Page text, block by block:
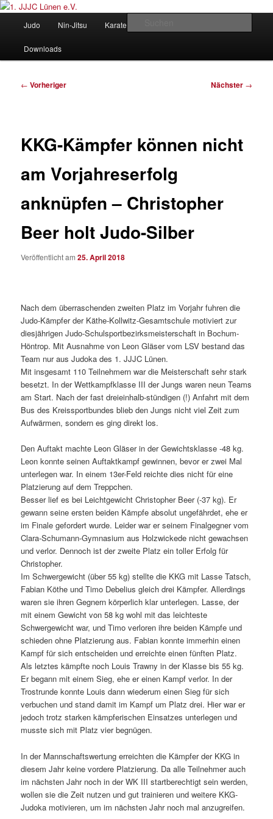
Zum
springen1. JJJC Lünen e.V.
Judo und Ninjitsu
Judo Nin-Jitsu Karate
Downloads
Beitragsnavigation
← Vorheriger Nächster →
KKG-Kämpfer können nicht
am Vorjahreserfolg
anknüpfen – Christopher
Beer holt Judo-Silber
Veröffentlicht am25. April 2018
Nach dem überraschenden zweiten Platz im Vorjahr fuhren die
Judo-Kämpfer der Käthe-Kollwitz-Gesamtschule motiviert zur
diesjährigen Judo-Schulsportbezirksmeisterschaft in Bochum-
Höntrop. Mit Ausnahme von Leon Gläser vom LSV bestand das
Team nur aus Judoka des 1. JJJC Lünen.
Mit insgesamt 110 Teilnehmern war die Meisterschaft sehr stark
besetzt. In der Wettkampfklasse III der Jungs waren neun Teams
am Start. Nach der fast dreieinhalb-stündigen (!) Anfahrt mit dem
Bus des Kreissportbundes blieb den Jungs nicht viel Zeit zum
Aufwärmen, sondern es ging direkt los.
Den Auftakt machte Leon Gläser in der Gewichtsklasse -48 kg.
Leon konnte seinen Auftaktkampf gewinnen, bevor er zwei Mal
unterlegen war. In einem 13er-Feld reichte dies nicht für eine
Platzierung auf dem Treppchen.
Besser lief es bei Leichtgewicht Christopher Beer (-37 kg). Er
gewann seine ersten beiden Kämpfe absolut ungefährdet, ehe er
im Finale gefordert wurde. Leider war er seinem Finalgegner vom
Clara-Schumann-Gymnasium aus Holzwickede nicht gewachsen
und verlor. Dennoch ist der zweite Platz ein toller Erfolg für
Christopher.
Im Schwergewicht (über 55 kg) stellte die KKG mit Lasse Tatsch,
Fabian Köthe und Timo Debelius gleich drei Kämpfer. Allerdings
waren sie ihren Gegnern körperlich klar unterlegen. Lasse, der
mit einem Gewicht von 58 kg wohl mit das leichteste
Schwergewicht war, und Timo verloren ihre beiden Kämpfe und
schieden ohne Platzierung aus. Fabian konnte immerhin einen
Kampf für sich entscheiden und erreichte einen fünften Platz.
Als letztes kämpfte noch Louis Trawny in der Klasse bis 55 kg.
Er begann mit einem Sieg, ehe er einen Kampf verlor. In der
Trostrunde konnte Louis dann wiederum einen Sieg für sich
verbuchen und stand damit im Kampf um Platz drei. Hier war er
jedoch trotz starken kämpferischen Einsatzes unterlegen und
musste sich mit Platz vier begnügen.
In der Mannschaftswertung erreichten die Kämpfer der KKG in
diesem Jahr keine vordere Platzierung. Da alle Teilnehmer auch
im nächsten Jahr noch in der WK III startberechtigt sein werden,
wollen sie die Zeit nutzen und gut trainieren und weitere KKG-
Judoka motivieren, um im nächsten Jahr noch mal anzugreifen.